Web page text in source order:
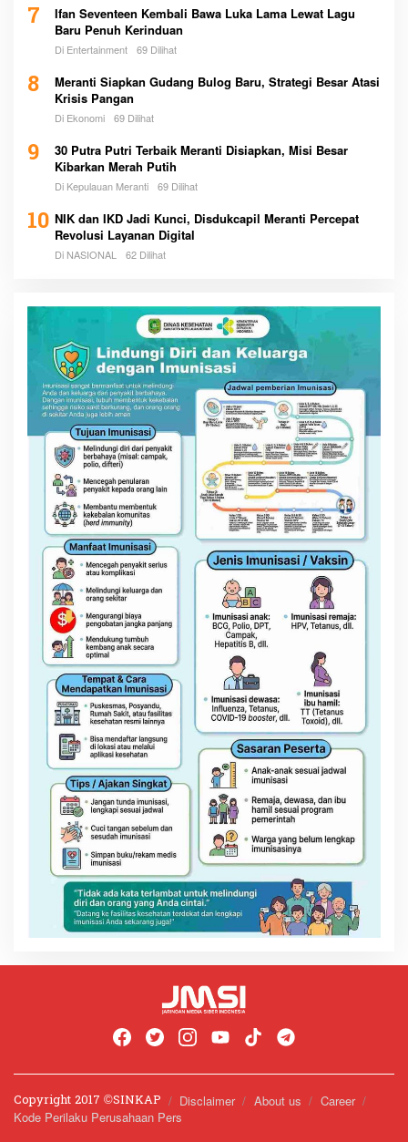
7
Ifan Seventeen Kembali Bawa Luka Lama Lewat Lagu
Baru Penuh Kerinduan
Di Entertainment 69 Dilihat
8
Meranti Siapkan Gudang Bulog Baru, Strategi Besar Atasi
Krisis Pangan
Di Ekonomi 69 Dilihat
9
30 Putra Putri Terbaik Meranti Disiapkan, Misi Besar
Kibarkan Merah Putih
Di Kepulauan Meranti 69 Dilihat
10 NIK dan IKD Jadi Kunci, Disdukcapil Meranti Percepat
Revolusi Layanan Digital
Di NASIONAL 62 Dilihat
Copyright 2017 ©️SINKAP Disclaimer About us
Career
Kode Perilaku Perusahaan Pers